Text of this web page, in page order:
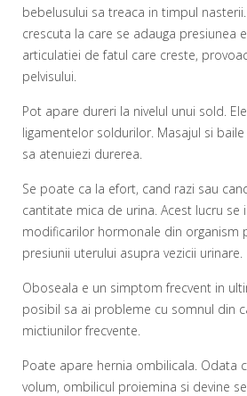
bebelusului sa treaca in timpul
crescuta la care se adauga presiunea
articulatiei de fatul care creste,
pelvisului.
Pot apare dureri la nivelul unui sold.
ligamentelor soldurilor. Masajul si
sa atenuiezi durerea.
Se poate ca la efort, cand razi sau
cantitate mica de urina. Acest lucru se
modificarilor hormonale din organism
presiunii uterului asupra vezicii urinare.
Oboseala e un simptom frecvent in
posibil sa ai probleme cu somnul din
mictiunilor frecvente.
Poate apare hernia ombilicala. Odata
volum, ombilicul proiemina si devine